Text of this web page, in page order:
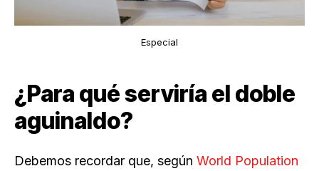
Especial
¿Para qué serviría el doble
aguinaldo?
Debemos recordar que, según World Population